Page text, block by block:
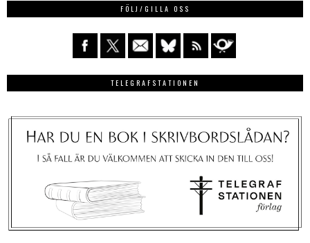
FÖLJ/GILLA OSS
TELEGRAFSTATIONEN